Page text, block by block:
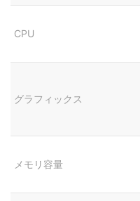
CPU
グラフィックス
メモリ容量